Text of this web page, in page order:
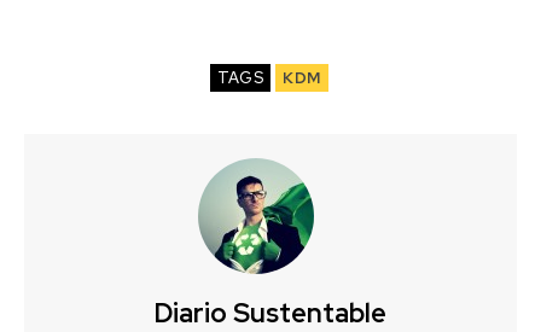
TAGS KDM
Diario Sustentable